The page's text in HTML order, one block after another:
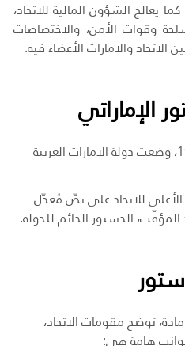
يعالج الشؤون المالية للاتحاد،
وقوات الأمن، والاختصاصات
الاتحاد والامارات الأعضاء فيه.
الإماراتي
منذ نشأتها في 2 ديسمبر 1971، وضعت دولة الامارات العربية
الأعلى للاتحاد على نصّ مُعدّل
الدستور الدائم للدولة.
يتضمن الدستور الإماراتي 152 مادة، توضح مقومات الاتحاد،
هامة هي: